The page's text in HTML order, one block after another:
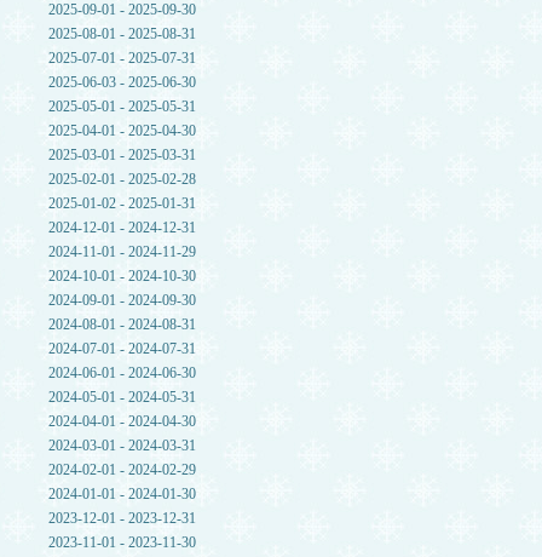
2025-09-01 - 2025-09-30
2025-08-01 - 2025-08-31
2025-07-01 - 2025-07-31
2025-06-03 - 2025-06-30
2025-05-01 - 2025-05-31
2025-04-01 - 2025-04-30
2025-03-01 - 2025-03-31
2025-02-01 - 2025-02-28
2025-01-02 - 2025-01-31
2024-12-01 - 2024-12-31
2024-11-01 - 2024-11-29
2024-10-01 - 2024-10-30
2024-09-01 - 2024-09-30
2024-08-01 - 2024-08-31
2024-07-01 - 2024-07-31
2024-06-01 - 2024-06-30
2024-05-01 - 2024-05-31
2024-04-01 - 2024-04-30
2024-03-01 - 2024-03-31
2024-02-01 - 2024-02-29
2024-01-01 - 2024-01-30
2023-12-01 - 2023-12-31
2023-11-01 - 2023-11-30